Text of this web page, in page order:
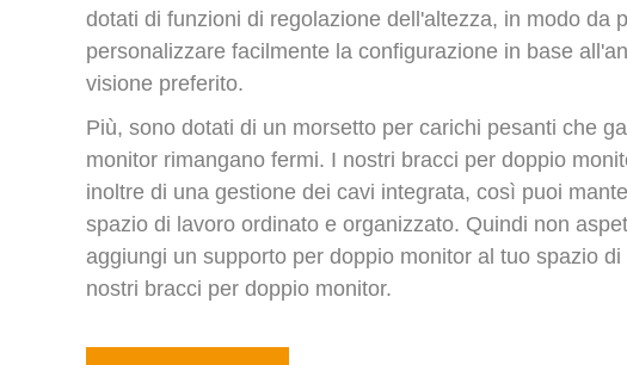
dotati di funzioni di regolazione dell'altezza, in modo da
personalizzare facilmente la configurazione in base
visione preferito.
Più, sono dotati di un morsetto per carichi pesanti che
monitor rimangano fermi. I nostri bracci per doppio
inoltre di una gestione dei cavi integrata, così puoi
spazio di lavoro ordinato e organizzato. Quindi non
aggiungi un supporto per doppio monitor al tuo spazio di
nostri bracci per doppio monitor.